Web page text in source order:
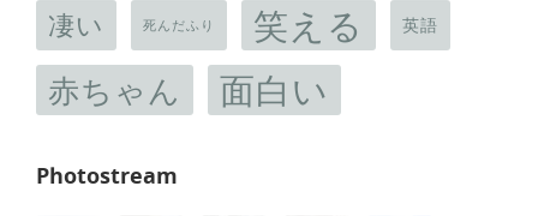
凄い 死んだふり 笑える 英語
赤ちゃん 面白い
Photostream